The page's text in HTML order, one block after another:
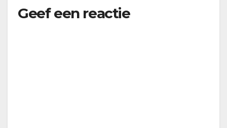
Geef een reactie